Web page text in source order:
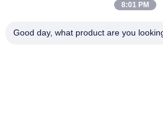
8:01 PM
Good day, what product are you